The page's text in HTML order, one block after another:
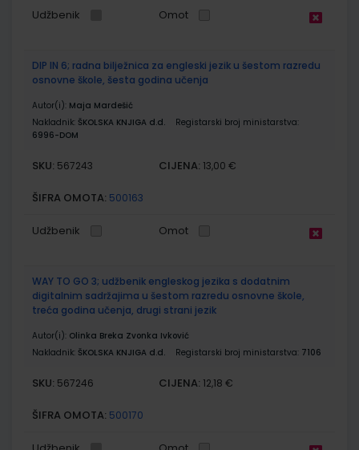
Udžbenik Omot
DIP IN 6; radna bilježnica za engleski jezik u šestom razredu
osnovne škole, šesta godina učenja
Autor(i): Maja Mardešić
Nakladnik: ŠKOLSKA KNJIGA d.d.
Registarski broj ministarstva:
6996-DOM
SKU: 567243 CIJENA: 13,00 €
ŠIFRA OMOTA: 500163
Udžbenik Omot
WAY TO GO 3; udžbenik engleskog jezika s dodatnim
digitalnim sadržajima u šestom razredu osnovne škole,
treća godina učenja, drugi strani jezik
Autor(i): Olinka Breka Zvonka Ivković
Nakladnik: ŠKOLSKA KNJIGA d.d. Registarski broj ministarstva: 7106
SKU: 567246 CIJENA: 12,18 €
ŠIFRA OMOTA: 500170